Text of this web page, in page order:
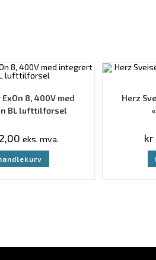
8, 400V med
BL lufttilførsel
eks. mva.
Herz
kr